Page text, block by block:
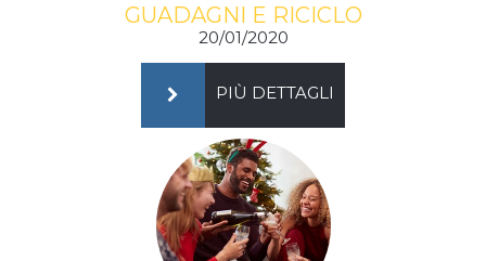
GUADAGNI E RICICLO
20/01/2020
PIÙ DETTAGLI